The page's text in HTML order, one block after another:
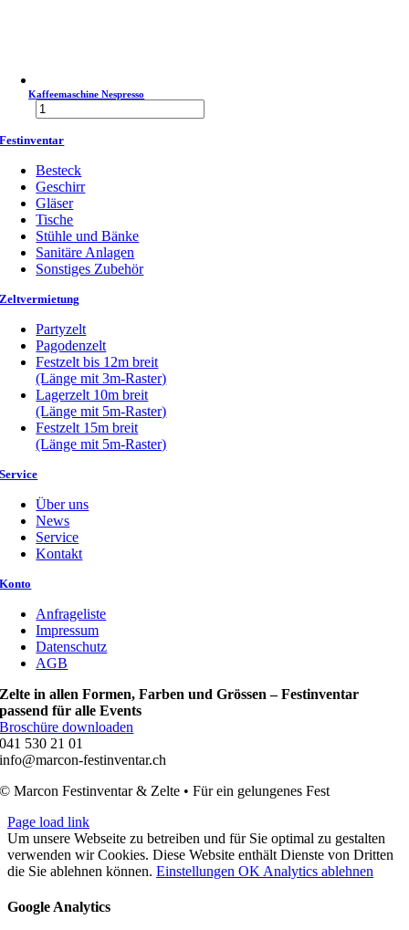
Kaffeemaschine Nespresso
Kaffeemaschine
Nespresso
Menge
Festinventar
Besteck
Geschirr
Gläser
Tische
Stühle und Bänke
Sanitäre Anlagen
Sonstiges Zubehör
Zeltvermietung
Partyzelt
Pagodenzelt
Festzelt bis 12m breit
(Länge mit 3m-Raster)
Lagerzelt 10m breit
(Länge mit 5m-Raster)
Festzelt 15m breit
(Länge mit 5m-Raster)
Service
Über uns
News
Service
Kontakt
Konto
Anfrageliste
Impressum
Datenschutz
AGB
Zelte in allen Formen, Farben und Grössen – Festinventar
passend für alle Events
Broschüre downloaden
041 530 21 01
info@marcon-festinventar.ch
© Marcon Festinventar & Zelte • Für ein gelungenes Fest
Page load link
Um unsere Webseite zu betreiben und für Sie optimal zu gestalten
verwenden wir Cookies. Diese Website enthält Dienste von Dritten
die Sie ablehnen können. Einstellungen OK Analytics ablehnen
Google Analytics